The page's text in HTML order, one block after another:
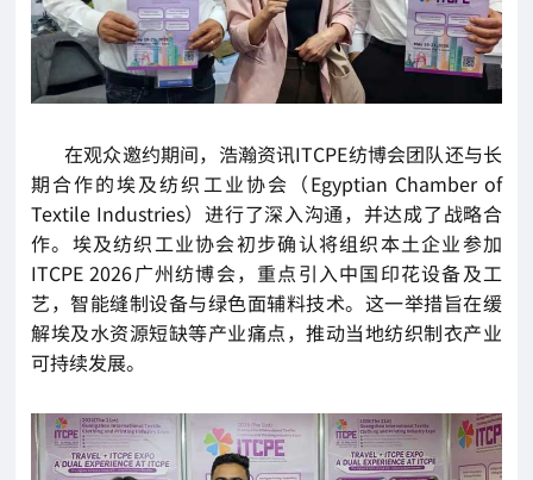
在观众邀约期间，浩瀚资讯ITCPE纺博会团队还与长
期合作的埃及纺织工业协会（Egyptian Chamber of
Textile Industries）进行了深入沟通，并达成了战略合
作。埃及纺织工业协会初步确认将组织本土企业参加
ITCPE 2026广州纺博会，重点引入中国印花设备及工
艺，智能缝制设备与绿色面辅料技术。这一举措旨在缓
解埃及水资源短缺等产业痛点，推动当地纺织制衣产业
可持续发展。